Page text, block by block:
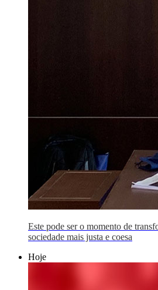
Este pode ser o momento de
sociedade mais justa e coesa
Hoje